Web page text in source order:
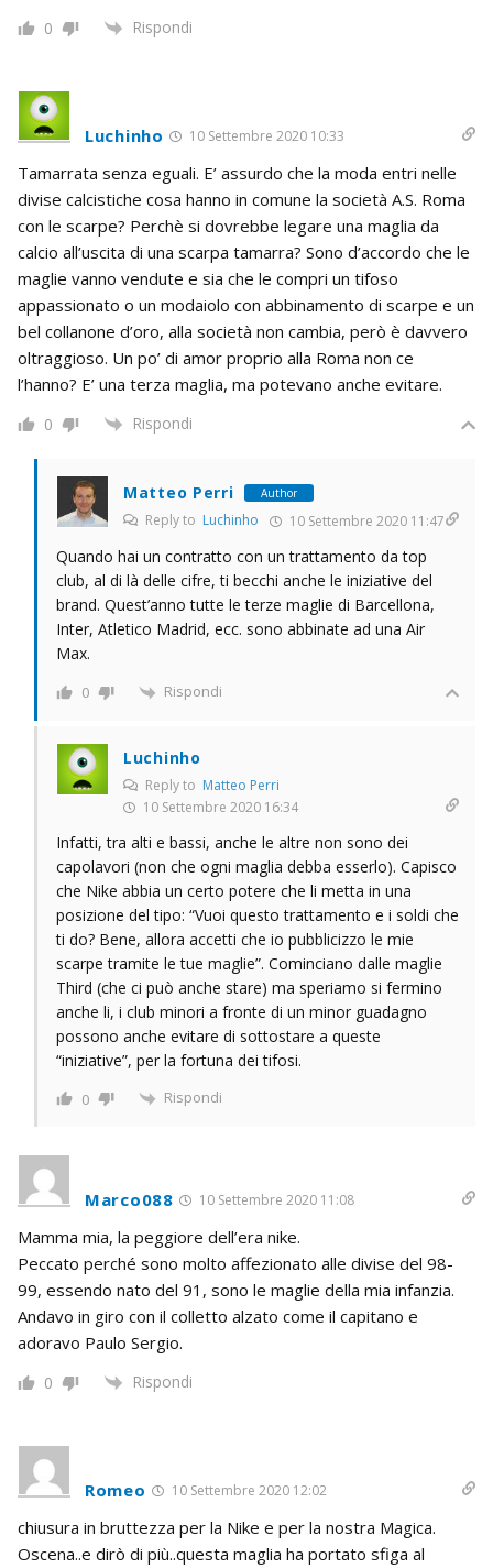
0 Rispondi
Luchinho 10 Settembre 2020 10:33
Tamarrata senza eguali. E’ assurdo che la moda entri nelle
divise calcistiche cosa hanno in comune la società A.S. Roma
con le scarpe? Perchè si dovrebbe legare una maglia da
calcio all’uscita di una scarpa tamarra? Sono d’accordo che le
maglie vanno vendute e sia che le compri un tifoso
appassionato o un modaiolo con abbinamento di scarpe e un
bel collanone d’oro, alla società non cambia, però è davvero
oltraggioso. Un po’ di amor proprio alla Roma non ce
l’hanno? E’ una terza maglia, ma potevano anche evitare.
0 Rispondi
Matteo Perri Author
Reply to Luchinho 10 Settembre 2020 11:47
Quando hai un contratto con un trattamento da top
club, al di là delle cifre, ti becchi anche le iniziative del
brand. Quest’anno tutte le terze maglie di Barcellona,
Inter, Atletico Madrid, ecc. sono abbinate ad una Air
Max.
0 Rispondi
Luchinho
Reply to Matteo Perri
10 Settembre 2020 16:34
Infatti, tra alti e bassi, anche le altre non sono dei
capolavori (non che ogni maglia debba esserlo). Capisco
che Nike abbia un certo potere che li metta in una
posizione del tipo: “Vuoi questo trattamento e i soldi che
ti do? Bene, allora accetti che io pubblicizzo le mie
scarpe tramite le tue maglie”. Cominciano dalle maglie
Third (che ci può anche stare) ma speriamo si fermino
anche li, i club minori a fronte di un minor guadagno
possono anche evitare di sottostare a queste
“iniziative”, per la fortuna dei tifosi.
0 Rispondi
Marco088 10 Settembre 2020 11:08
Mamma mia, la peggiore dell’era nike.
Peccato perché sono molto affezionato alle divise del 98-
99, essendo nato del 91, sono le maglie della mia infanzia.
Andavo in giro con il colletto alzato come il capitano e
adoravo Paulo Sergio.
0 Rispondi
Romeo 10 Settembre 2020 12:02
chiusura in bruttezza per la Nike e per la nostra Magica.
Oscena..e dirò di più..questa maglia ha portato sfiga al